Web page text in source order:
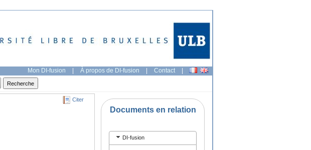
Mon DI-fusion | À propos de DI-fusion | Contact |
Citer
Documents en relation
DI-fusion